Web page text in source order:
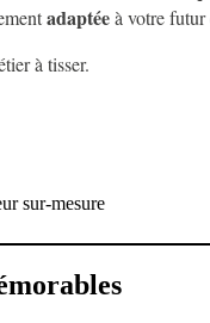
adaptéeà votre futur
à tisser.